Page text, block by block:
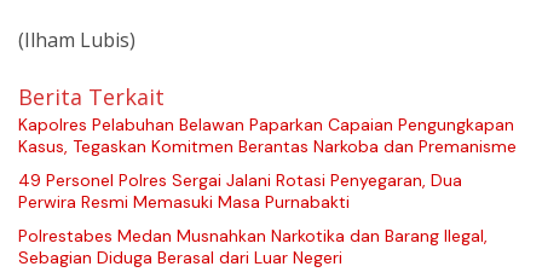
(Ilham Lubis)
Berita Terkait
Kapolres Pelabuhan Belawan Paparkan Capaian Pengungkapan
Kasus, Tegaskan Komitmen Berantas Narkoba dan Premanisme
49 Personel Polres Sergai Jalani Rotasi Penyegaran, Dua
Perwira Resmi Memasuki Masa Purnabakti
Polrestabes Medan Musnahkan Narkotika dan Barang Ilegal,
Sebagian Diduga Berasal dari Luar Negeri